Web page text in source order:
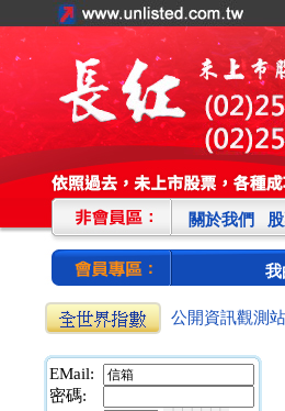
關於我們
公開資訊觀測站
EMail:
密碼: